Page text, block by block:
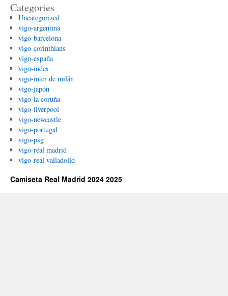
Categories
Uncategorized
vigo-argentina
vigo-barcelona
vigo-corinthians
vigo-españa
vigo-index
vigo-inter de milán
vigo-japón
vigo-la coruña
vigo-liverpool
vigo-newcastle
vigo-portugal
vigo-psg
vigo-real madrid
vigo-real valladolid
Camiseta Real Madrid 2024 2025